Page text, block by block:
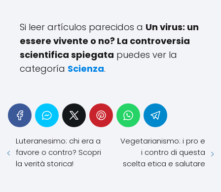
Si leer artículos parecidos a Un virus: un
essere vivente o no? La controversia
scientifica spiegata puedes ver la
categoría Scienza.
Luteranesimo: chi era a
favore o contro? Scopri
la verità storica!
Vegetarianismo: i pro e
i contro di questa
scelta etica e salutare